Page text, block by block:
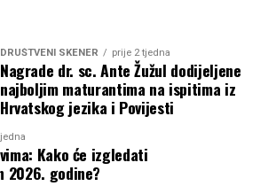
DRUŠTVENI SKENER prije 2 tjedna
Nagrade dr. sc. Ante Žužul dodijeljene
najboljim maturantima na ispitima iz
Hrvatskog jezika i Povijesti
Kako će izgledati
2026. godine?